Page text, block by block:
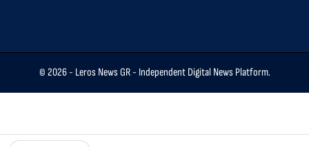
© 2026 - Leros News GR- Independent Digital News Platform.